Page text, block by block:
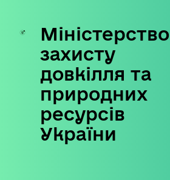
Skip
content
Міністерство
захисту
довкілля та
природних
ресурсів
України